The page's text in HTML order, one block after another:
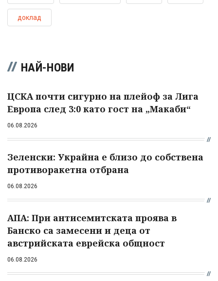
доклад
НАЙ-НОВИ
ЦСКА почти сигурно на плейоф за Лига
Европа след 3:0 като гост на „Макаби“
06.08.2026
Зеленски: Украйна е близо до собствена
противоракетна отбрана
06.08.2026
АПА: При антисемитската проява в
Банско са замесени и деца от
австрийската еврейска общност
06.08.2026